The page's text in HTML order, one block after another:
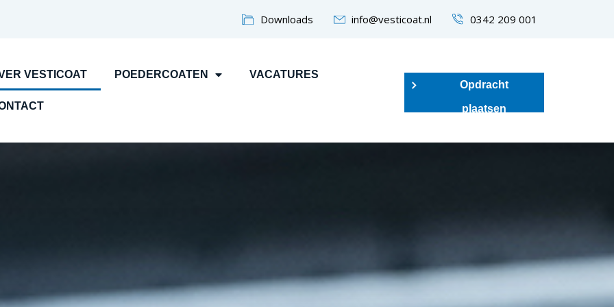
Downloads info@vesticoat.nl 0342 209 001
VESTICOAT POEDERCOATEN VACATURES
Opdracht
plaatsen